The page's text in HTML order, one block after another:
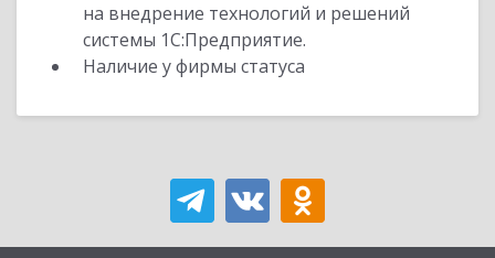
на внедрение технологий и решений
системы 1С:Предприятие.
Наличие у фирмы статуса